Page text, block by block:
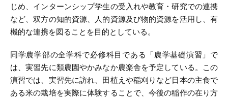
じめ、インターンシップ学生の受入れや教育・研究での連携
など、双方の知的資源、人的資源及び物的資源を活用し、有
機的な連携を図ることを目的としている。
同学農学部の全学科で必修科目である「農学基礎演習」で
は、実習先に類農園やかみなか農楽舎を予定している。この
演習では、実習先に訪れ、田植えや稲刈りなど日本の主食で
ある米の栽培を実際に体験することで、今後の稲作の在り方